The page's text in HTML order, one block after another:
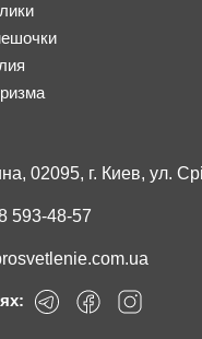
02095, г. Киев, ул.
593-48-57